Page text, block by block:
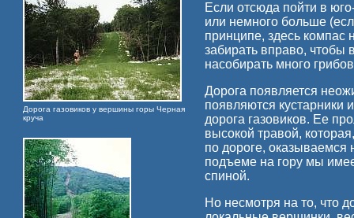
Дорога газовиков у вершины горы Черная
круча
Если отсюда пойти в
или немного больше
принципе, здесь компас
забирать вправо, чтобы
насобирать много
Дорога появляется
появляются кустарники
дорога газовиков. Ее
высокой травой,
по дороге,
подъеме на гору мы
спиной.
Но несмотря на то, что